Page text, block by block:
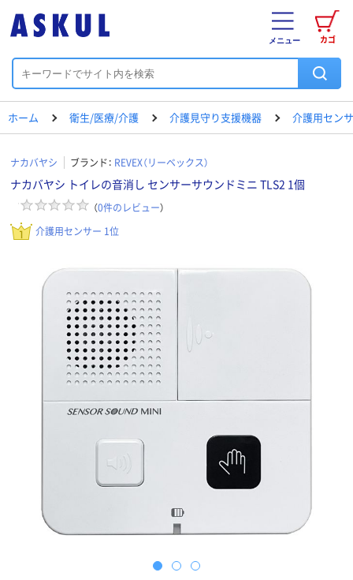
カゴ
メニュー
ホーム 衛生/医療/介護 介護見守り支援機器 介護用セン
ナカバヤシ ブランド： REVEX（リーベックス）
ナカバヤシ トイレの音消し センサーサウンドミニ TLS2 1個
（0件のレビュー）
介護用センサー 1位